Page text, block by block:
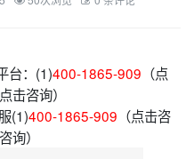
台：(1)400-1865-909 （点
点击咨询）
(1)400-1865-909 （点击咨
询）